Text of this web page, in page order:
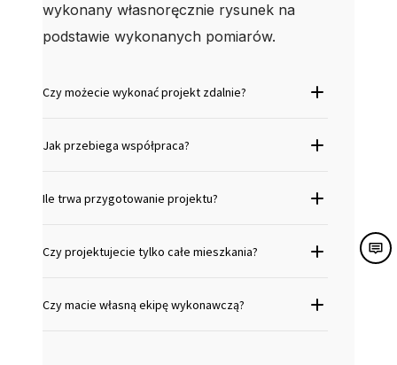
M
o
wykonany własnoręcznie rysunek na
podstawie wykonanych pomiarów.
Czy możecie wykonać projekt zdalnie?
Jak przebiega współpraca?
Ile trwa przygotowanie projektu?
Czy projektujecie tylko całe mieszkania?
Czy macie własną ekipę wykonawczą?